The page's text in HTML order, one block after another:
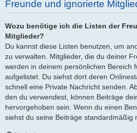
Freunde und ignorierte
Wozu benötige ich die Listen der
Mitglieder?
Du kannst diese Listen benutzen, um
zu verwalten. Mitglieder, die du deiner
werden in deinem persönlichen Bereich
aufgelistet. Du siehst dort deren
schnell eine Private Nachricht senden.
den du verwendest, können Beiträge
hervorgehoben sein. Wenn du einen
siehst du seine Beiträge standardmäßig